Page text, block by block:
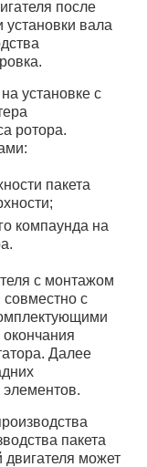
после
установки вала
установке с
ротора.
пакета
компаунда на
с монтажом
совместно с
окончания
Далее
пакета
двигателя может